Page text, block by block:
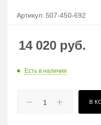
Артикул: 507-450-692
14 020 руб.
Есть в наличии
В